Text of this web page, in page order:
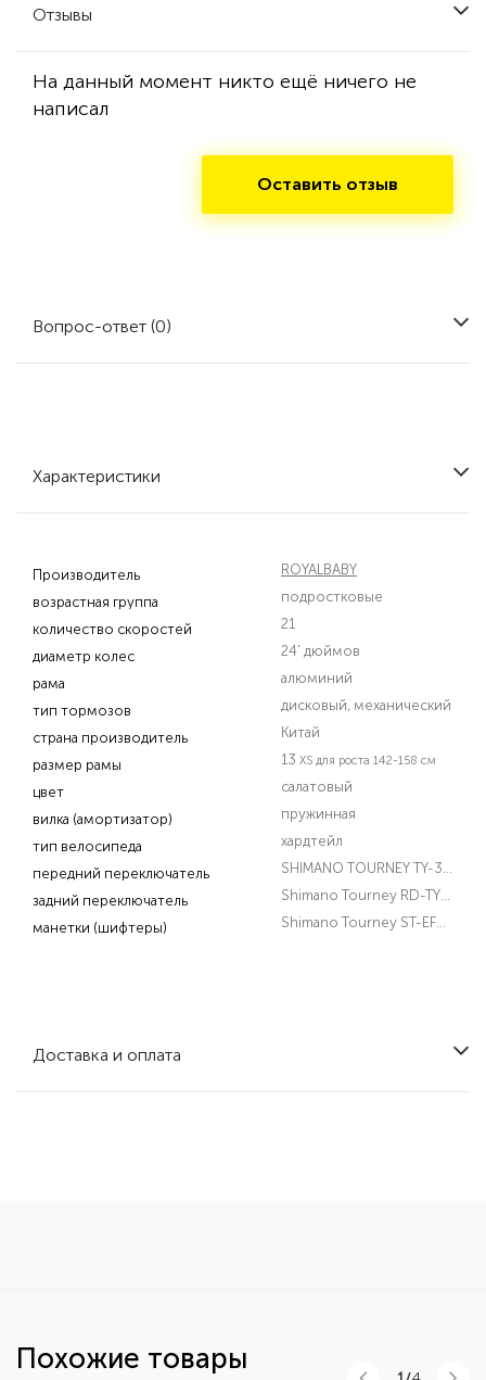
Отзывы
На данный момент никто ещё ничего не
написал
Оставить отзыв
Вопрос-ответ (0)
Характеристики
Производитель
ROYALBABY
возрастная группа
подростковые
количество скоростей
21
диаметр колес
24' дюймов
рама
алюминий
тип тормозов
дисковый, механический
страна производитель
Китай
размер рамы
13 XS для роста 142-158 см
цвет
салатовый
вилка (амортизатор)
пружинная
тип велосипеда
хардтейл
передний переключатель
SHIMANO TOURNEY TY-300
задний переключатель
Shimano Tourney RD-TY300
манетки (шифтеры)
Shimano Tourney ST-EF51 3х7
Доставка и оплата
Похожие товары